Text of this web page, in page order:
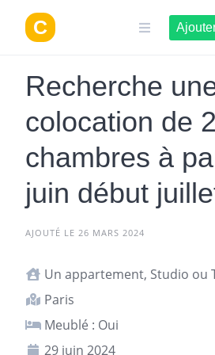
contenu
Recherche
colocation de 2
chambres à
juin début
AJOUTÉ LE 26 MARS 2024
Un appartement, Studio ou
Paris
Meublé : Oui
29 juin 2024